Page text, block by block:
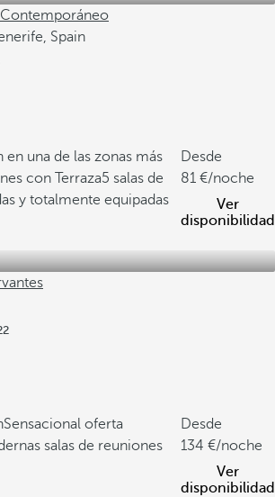
Spain
una de las zonas más
con Terraza5 salas de
y totalmente equipadas
Desde
81
/noche
Ver
disponibilidad
Sensacional oferta
salas de reuniones
Desde
134
/noche
Ver
disponibilidad